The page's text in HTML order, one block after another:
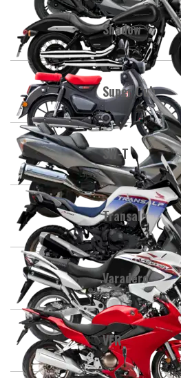
Shadow
Super Cub
SW-T
Transalp
Varadero
VFR